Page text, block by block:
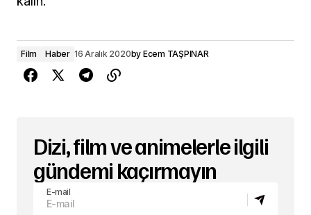
Film Haber 16 Aralık 2020by Ecem TAŞPINAR
Dizi, film ve animelerle ilgili
gündemi kaçırmayın
E-mail